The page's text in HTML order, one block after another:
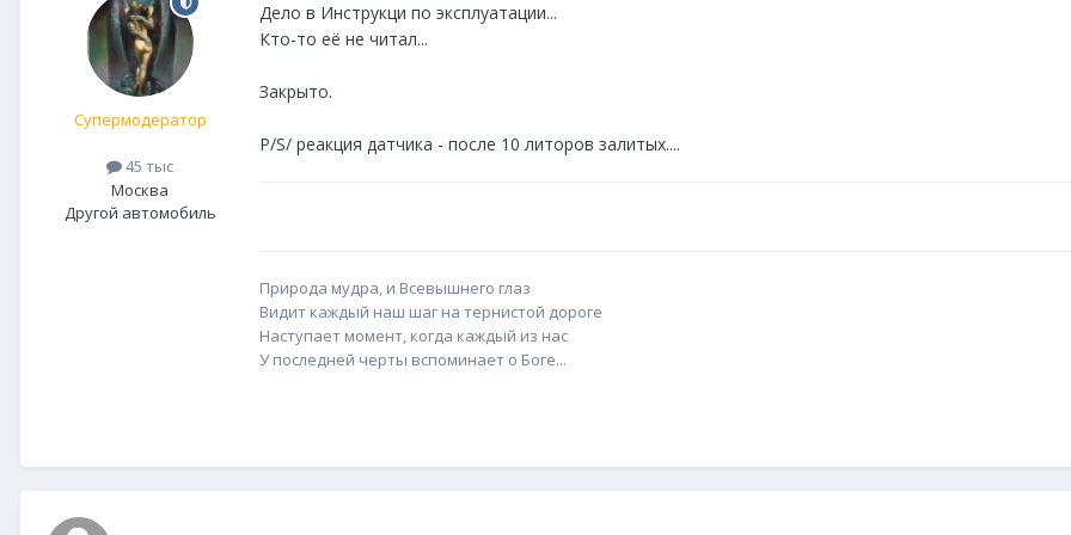
Супермодератор
45 тыс
Москва
Другой автомобиль
Дело в Инструкци по эксплуатации...
Кто-то её не читал...
Закрыто.
P/S/ реакция датчика - после 10 литоров залитых....
Природа мудра, и Всевышнего глаз
Видит каждый наш шаг на тернистой дороге
Наступает момент, когда каждый из нас
У последней черты вспоминает о Боге...